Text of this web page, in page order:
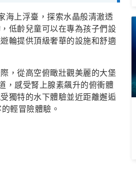
海上浮臺，探索水晶般清澈透
低齡兒童可以在專為孩子們設
輪提供頂級奢華的設施和舒適
，從高空俯瞰壯觀美麗的大堡
，感受腎上腺素飆升的俯衝體
獨特的水下體驗並近距離邂逅
輕冒險體驗。